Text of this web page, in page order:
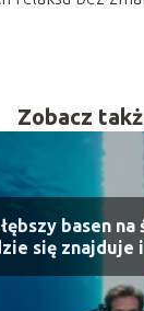
Zobacz
basen na
się znajduje